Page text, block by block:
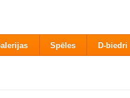
Spēles D-biedri